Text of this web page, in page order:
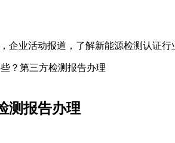
企业活动报道，了解新能源检测认证行
？第三方检测报告办理
测报告办理